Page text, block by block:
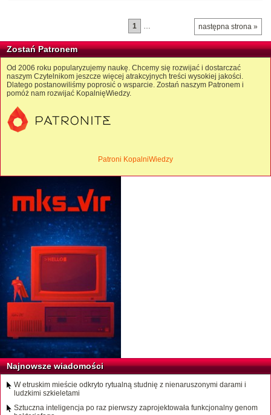
następna strona »
1 …
Zostań Patronem
Od 2006 roku popularyzujemy naukę. Chcemy się rozwijać i dostarczać
naszym Czytelnikom jeszcze więcej atrakcyjnych treści wysokiej jakości.
Dlatego postanowiliśmy poprosić o wsparcie. Zostań naszym Patronem i
pomóż nam rozwijać KopalnięWiedzy.
Patroni KopalniWiedzy
Najnowsze wiadomości
W etruskim mieście odkryto rytualną studnię z nienaruszonymi darami i
ludzkimi szkieletami
Sztuczna inteligencja po raz pierwszy zaprojektowała funkcjonalny genom